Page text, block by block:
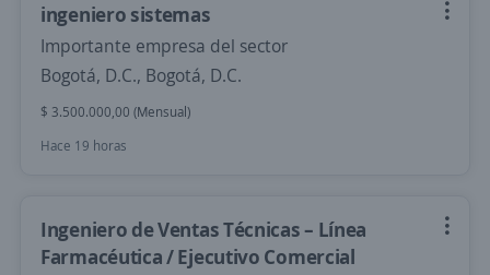
ingeniero sistemas
Importante empresa del sector
Bogotá, D.C., Bogotá, D.C.
$ 3.500.000,00 (Mensual)
Hace 19 horas
Ingeniero de Ventas Técnicas – Línea
Farmacéutica / Ejecutivo Comercial